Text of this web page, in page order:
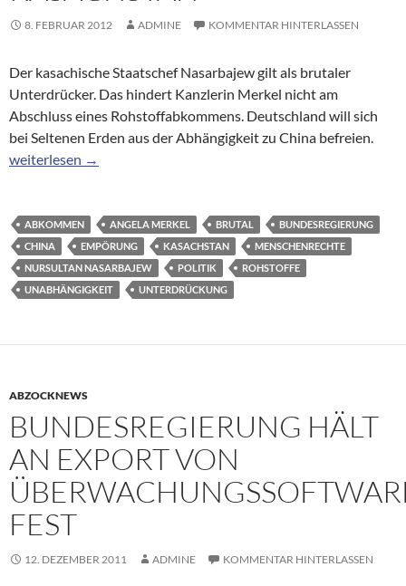
8. FEBRUAR 2012 ADMINE KOMMENTAR HINTERLASSEN
Der kasachische Staatschef Nasarbajew gilt als brutaler
Unterdrücker. Das hindert Kanzlerin Merkel nicht am
Abschluss eines Rohstoffabkommens. Deutschland will sich
bei Seltenen Erden aus der Abhängigkeit zu China befreien.
Abkommen zur Rohstoffsicherung: Merkel schließt
weiterlesen →
ABKOMMEN ANGELA MERKEL BRUTAL
BUNDESREGIERUNG
CHINA
EMPÖRUNG KASACHSTAN
MENSCHENRECHTE
NURSULTAN NASARBAJEW
POLITIK
ROHSTOFFE
UNABHÄNGIGKEIT
UNTERDRÜCKUNG
ABZOCKNEWS
BUNDESREGIERUNG HÄLT
AN EXPORT VON
FEST
12. DEZEMBER 2011 ADMINE KOMMENTAR HINTERLASSEN